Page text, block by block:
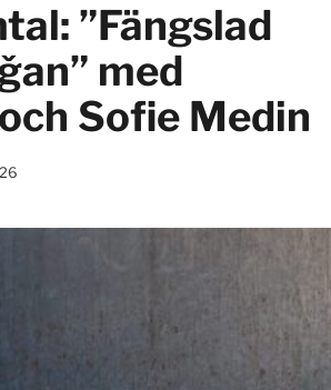
”Fängslad
med
Sofie Medin